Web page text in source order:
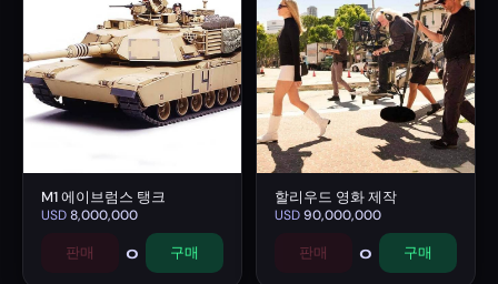
M1 에이브럼스 탱크
USD8,000,000
판매 0 구매
할리우드 영화 제작
USD90,000,000
판매 0 구매